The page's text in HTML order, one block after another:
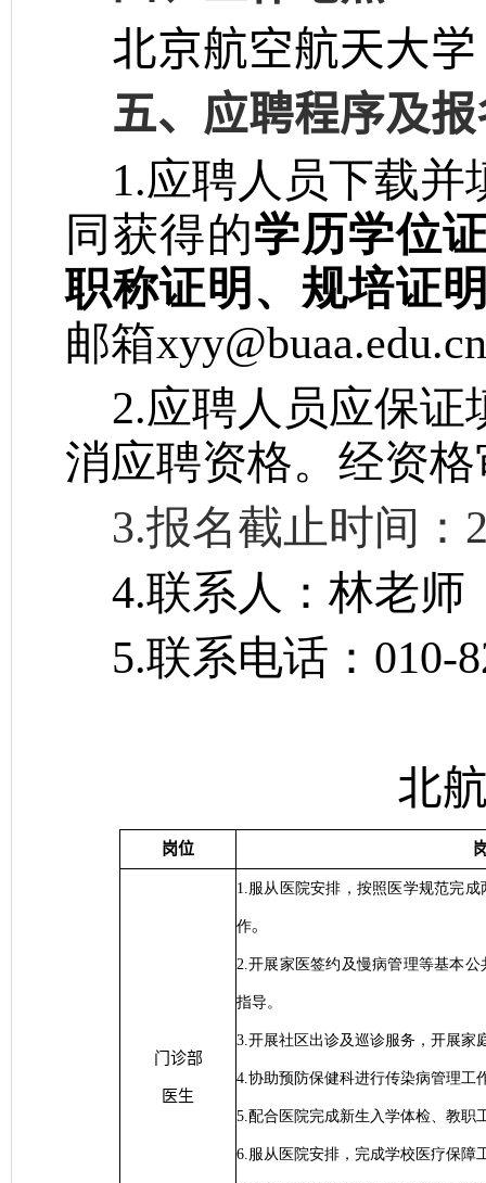
北京航空航天大
五、应聘程序及
1.应聘人员下载并
同获得的学历学位
职称证明、规培证
邮箱xyy@buaa.edu.cn
2.应聘人员应保
消应聘资格。经资
3.报名截止时间：
4.联系人：林老师
5.联系电话： 010-
北
岗位
门诊部
医生
1.服从医院安排，按照医学规范完
作。
2.开展家医签约及慢病管理等基本
指导。
3.开展社区出诊及巡诊服务，开展家
4.协助预防保健科进行传染病管理工
5.配合医院完成新生入学体检、教职
6.服从医院安排，完成学校医疗保障